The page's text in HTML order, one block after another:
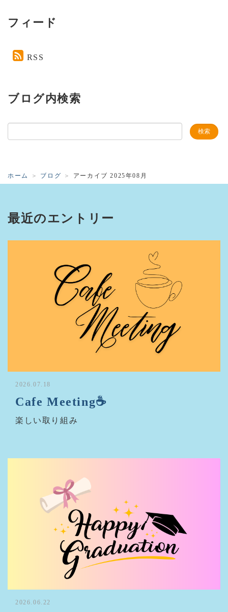
フィード
RSS
ブログ内検索
ホーム ブログ アーカイブ 2025年08月
最近のエントリー
Cafe Meeting☕
2026.07.18
楽しい取り組み
2026.06.22